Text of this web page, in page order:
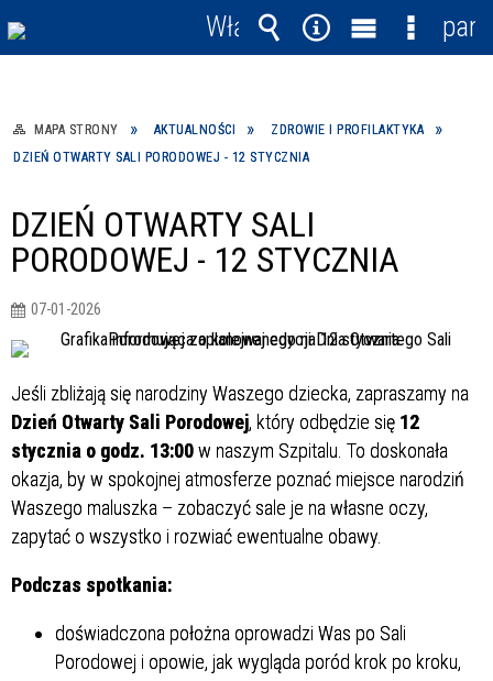
MAPA STRONY AKTUALNOŚCI
ZDROWIE I PROFILAKTYKA
DZIEŃ OTWARTY SALI PORODOWEJ - 12 STYCZNIA
DZIEŃ OTWARTY SALI
PORODOWEJ - 12 STYCZNIA
07-01-2026
Jeśli zbliżają się narodziny Waszego dziecka, zapraszamy na
Dzień Otwarty Sali Porodowej, który odbędzie się 12
stycznia o godz. 13:00w naszym Szpitalu. To doskonała
okazja, by w spokojnej atmosferze poznać miejsce narodziń
Waszego maluszka – zobaczyć sale je na własne oczy,
zapytać o wszystko i rozwiać ewentualne obawy.
Podczas spotkania:
doświadczona położna oprowadzi Was po Sali
Porodowej i opowie, jak wygląda poród krok po kroku,
Włącz
powiadomienia
Wyszukiwarka
Narzędzia
MenuMenu